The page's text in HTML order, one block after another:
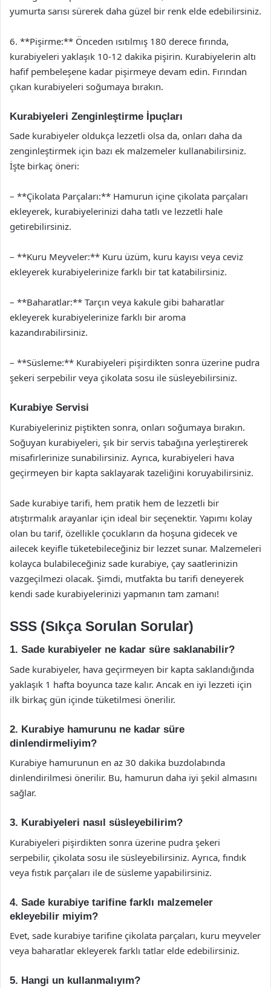
yumurta sarısı sürerek daha güzel bir renk elde edebilirsiniz.
6. **Pişirme:** Önceden ısıtılmış 180 derece fırında,
kurabiyeleri yaklaşık 10-12 dakika pişirin. Kurabiyelerin altı
hafif pembeleşene kadar pişirmeye devam edin. Fırından
çıkan kurabiyeleri soğumaya bırakın.
Kurabiyeleri Zenginleştirme İpuçları
Sade kurabiyeler oldukça lezzetli olsa da, onları daha da
zenginleştirmek için bazı ek malzemeler kullanabilirsiniz.
İşte birkaç öneri:
– **Çikolata Parçaları:** Hamurun içine çikolata parçaları
ekleyerek, kurabiyelerinizi daha tatlı ve lezzetli hale
getirebilirsiniz.
– **Kuru Meyveler:** Kuru üzüm, kuru kayısı veya ceviz
ekleyerek kurabiyelerinize farklı bir tat katabilirsiniz.
– **Baharatlar:** Tarçın veya kakule gibi baharatlar
ekleyerek kurabiyelerinize farklı bir aroma
kazandırabilirsiniz.
– **Süsleme:** Kurabiyeleri pişirdikten sonra üzerine pudra
şekeri serpebilir veya çikolata sosu ile süsleyebilirsiniz.
Kurabiye Servisi
Kurabiyeleriniz piştikten sonra, onları soğumaya bırakın.
Soğuyan kurabiyeleri, şık bir servis tabağına yerleştirerek
misafirlerinize sunabilirsiniz. Ayrıca, kurabiyeleri hava
geçirmeyen bir kapta saklayarak tazeliğini koruyabilirsiniz.
Sade kurabiye tarifi, hem pratik hem de lezzetli bir
atıştırmalık arayanlar için ideal bir seçenektir. Yapımı kolay
olan bu tarif, özellikle çocukların da hoşuna gidecek ve
ailecek keyifle tüketebileceğiniz bir lezzet sunar. Malzemeleri
kolayca bulabileceğiniz sade kurabiye, çay saatlerinizin
vazgeçilmezi olacak. Şimdi, mutfakta bu tarifi deneyerek
kendi sade kurabiyelerinizi yapmanın tam zamanı!
SSS (Sıkça Sorulan Sorular)
1. Sade kurabiyeler ne kadar süre saklanabilir?
Sade kurabiyeler, hava geçirmeyen bir kapta saklandığında
yaklaşık 1 hafta boyunca taze kalır. Ancak en iyi lezzeti için
ilk birkaç gün içinde tüketilmesi önerilir.
2. Kurabiye hamurunu ne kadar süre
dinlendirmeliyim?
Kurabiye hamurunun en az 30 dakika buzdolabında
dinlendirilmesi önerilir. Bu, hamurun daha iyi şekil almasını
sağlar.
3. Kurabiyeleri nasıl süsleyebilirim?
Kurabiyeleri pişirdikten sonra üzerine pudra şekeri
serpebilir, çikolata sosu ile süsleyebilirsiniz. Ayrıca, fındık
veya fıstık parçaları ile de süsleme yapabilirsiniz.
4. Sade kurabiye tarifine farklı malzemeler
ekleyebilir miyim?
Evet, sade kurabiye tarifine çikolata parçaları, kuru meyveler
veya baharatlar ekleyerek farklı tatlar elde edebilirsiniz.
5. Hangi un kullanmalıyım?